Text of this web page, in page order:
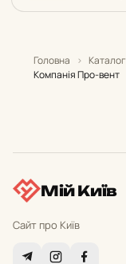
Головна › Каталог
Компанія Про-вент
Мій Київ
Сайт про Київ